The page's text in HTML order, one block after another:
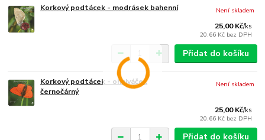
Korkový podtácek - modrásek bahenní
25,00 Kč/ks
20,66 Kč bez DPH
Není skladem
Přidat do košíku
Korkový podtácek - ohniváček
černočárný
25,00 Kč/ks
20,66 Kč bez DPH
Není skladem
Přidat do košíku